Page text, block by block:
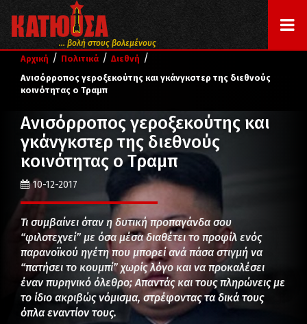
... βολή στους βολεμένους
Αρχική / Πολιτικά / Διεθνή /
Ανισόρροπος γεροξεκούτης και γκάνγκστερ της διεθνούς
κοινότητας ο Τραμπ
Ανισόρροπος γεροξεκούτης και
γκάνγκστερ της διεθνούς
κοινότητας ο Τραμπ
10-12-2017
Τι συμβαίνει όταν η δυτική προπαγάνδα σου
“φιλοτεχνεί” με όσα μέσα διαθέτει το προφίλ ενός
παρανοϊκού ηγέτη που μπορεί ανά πάσα στιγμή να
“πατήσει το κουμπί” χωρίς λόγο και να προκαλέσει
έναν πυρηνικό όλεθρο; Απαντάς και τους πληρώνεις με
το ίδιο ακριβώς νόμισμα, στρέφοντας τα δικά τους
όπλα εναντίον τους.